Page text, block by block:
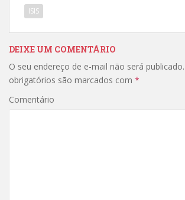
ISIS
DEIXE UM COMENTÁRIO
O seu endereço de e-mail não será publicado.
obrigatórios são marcados com *
Comentário